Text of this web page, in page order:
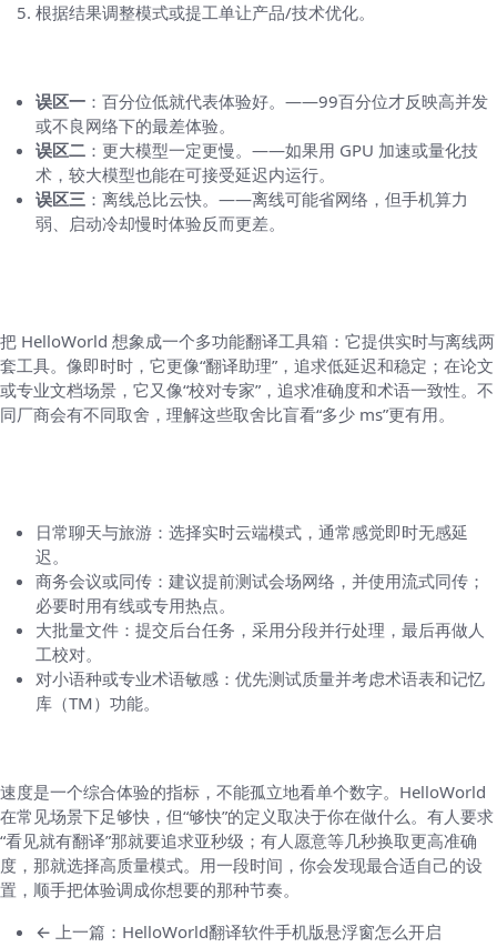
根据结果调整模式或提工单让产品/技术优化。
误区一 ：百分位低就代表体验好。——99百分位才反映高并发
或不良网络下的最差体验。
误区二 ：更大模型一定更慢。——如果用 GPU 加速或量化技
术，较大模型也能在可接受延迟内运行。
误区三 ：离线总比云快。——离线可能省网络，但手机算力
弱、启动冷却慢时体验反而更差。
把 HelloWorld 想象成一个多功能翻译工具箱：它提供实时与离线两
套工具。像即时时，它更像“翻译助理”，追求低延迟和稳定；在论文
或专业文档场景，它又像“校对专家”，追求准确度和术语一致性。不
同厂商会有不同取舍，理解这些取舍比盲看“多少 ms”更有用。
日常聊天与旅游：选择实时云端模式，通常感觉即时无感延
迟。
商务会议或同传：建议提前测试会场网络，并使用流式同传；
必要时用有线或专用热点。
大批量文件：提交后台任务，采用分段并行处理，最后再做人
工校对。
对小语种或专业术语敏感：优先测试质量并考虑术语表和记忆
库（TM）功能。
速度是一个综合体验的指标，不能孤立地看单个数字。HelloWorld
在常见场景下足够快，但“够快”的定义取决于你在做什么。有人要求
“看见就有翻译”那就要追求亚秒级；有人愿意等几秒换取更高准确
度，那就选择高质量模式。用一段时间，你会发现最合适自己的设
置，顺手把体验调成你想要的那种节奏。
← 上一篇：HelloWorld翻译软件手机版悬浮窗怎么开启